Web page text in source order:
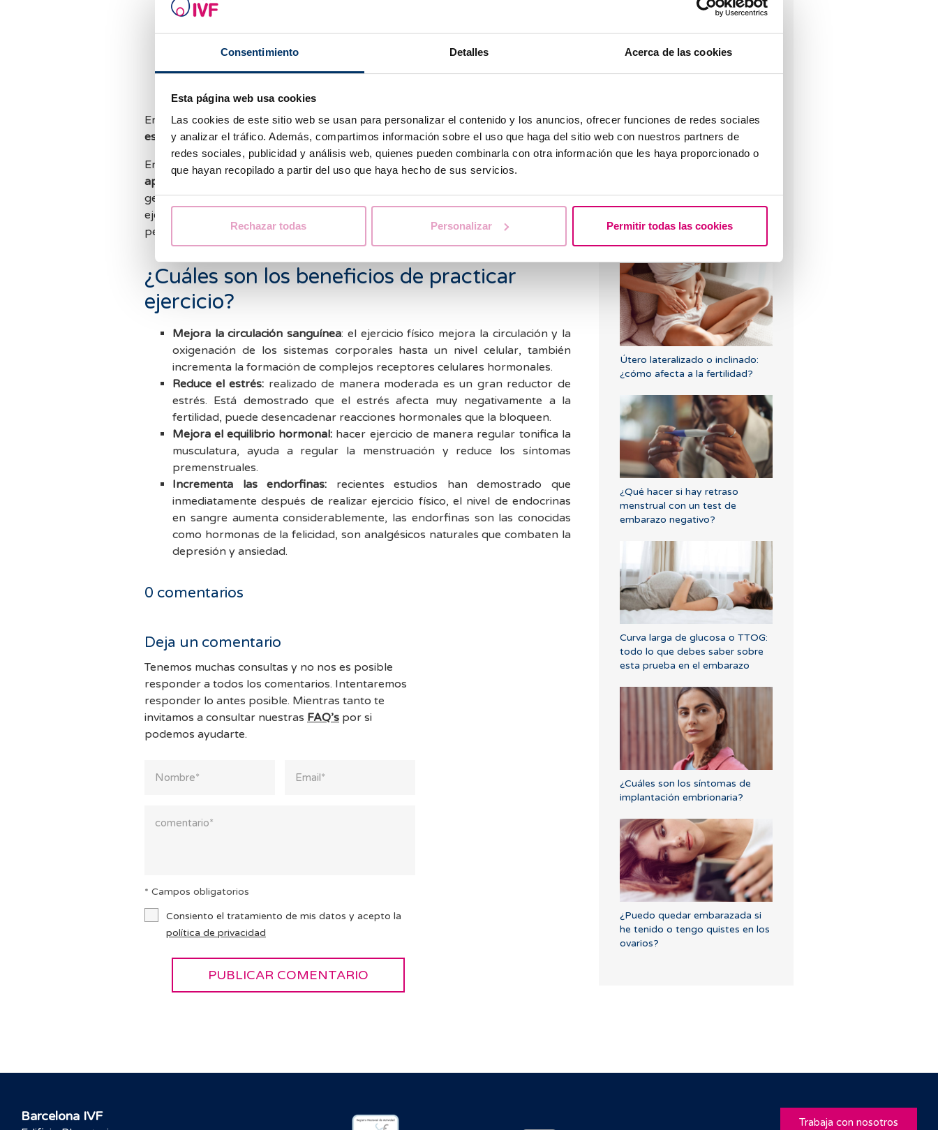
Consentimiento Detalles Acerca de las cookies
Esta página web usa cookies
Las cookies de este sitio web se usan para personalizar el contenido y los anuncios, ofrecer funciones de redes sociales
y analizar el tráfico. Además, compartimos información sobre el uso que haga del sitio web con nuestros partners de
redes sociales, publicidad y análisis web, quienes pueden combinarla con otra información que les haya proporcionado o
que hayan recopilado a partir del uso que haya hecho de sus servicios.
Rechazar todas Personalizar Permitir todas las cookies
menstruales y su capacidad ovulatoria pero presentan una disminución de
por esa deficiencia de progesterona que es la hormona responsable de
una buena implantación del embrión. Así pues, podemos encontrar
mujeres deportistas con fallos de implantación o abortos precoces.
En loshombres , el exceso de deporte puede influir en la calidad y cantidad de
espermadificultando la fertilidad.
En caso de ocurrir un exceso en la práctica deportiva, es necesario
aporte nutricional y ajustar la cantidad de calorías acordes al gasto calórico
general, la solución pasa por aumentar el aporte calórico de la dieta y reducir el
ejercicio físico. Si el peso es bajo, se deberá además recomendar una mínima
pero necesaria ganancia de peso.
¿Cuáles son los beneficios de practicar
ejercicio?
Mejora la circulación sanguínea: el ejercicio físico mejora la circulación y la
oxigenación de los sistemas corporales hasta un nivel celular, también
incrementa la formación de complejos receptores celulares hormonales.
Reduce el estrés: realizado de manera moderada es un gran reductor de
estrés. Está demostrado que el estrés afecta muy negativamente a la
fertilidad, puede desencadenar reacciones hormonales que la bloqueen.
Mejora el equilibrio hormonal: hacer ejercicio de manera regular tonifica la
musculatura, ayuda a regular la menstruación y reduce los síntomas
premenstruales.
Incrementa las endorfinas: recientes estudios han demostrado que
inmediatamente después de realizar ejercicio físico, el nivel de endocrinas
en sangre aumenta considerablemente, las endorfinas son las conocidas
como hormonas de la felicidad, son analgésicos naturales que combaten la
depresión y ansiedad.
0 comentarios
Deja un comentario
Tenemos muchas consultas y no nos es posible
responder a todos los comentarios. Intentaremos
responder lo antes posible. Mientras tanto te
invitamos a consultar nuestras FAQ’s por si
podemos ayudarte.
* Campos obligatorios
Consiento el tratamiento de mis datos y acepto la
política de privacidad
¿Afecta el cortisol o la hormona
Endometriosis: Aprende a
Útero lateralizado o inclinado:
¿cómo afecta a la fertilidad?
¿Qué hacer si hay retraso
menstrual con un test de
embarazo negativo?
Curva larga de glucosa o TTOG:
todo lo que debes saber sobre
esta prueba en el embarazo
¿Cuáles son los síntomas de
implantación embrionaria?
¿Puedo quedar embarazada si
he tenido o tengo quistes en los
ovarios?
Barcelona IVF Trabaja con nosotros